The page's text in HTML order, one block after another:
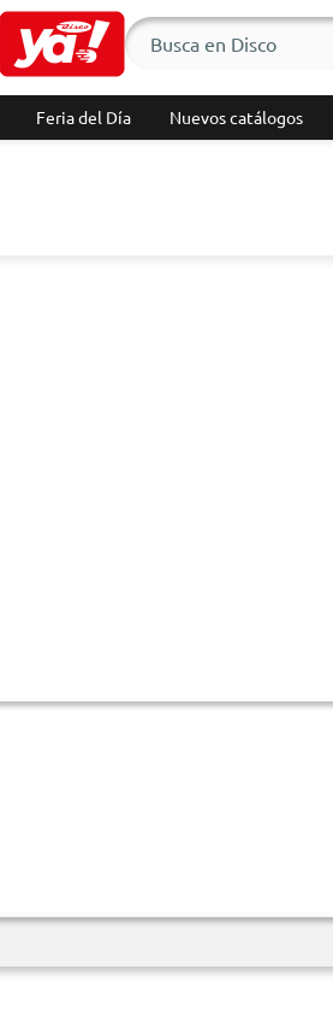
Feria del Día Nuevos catálogos